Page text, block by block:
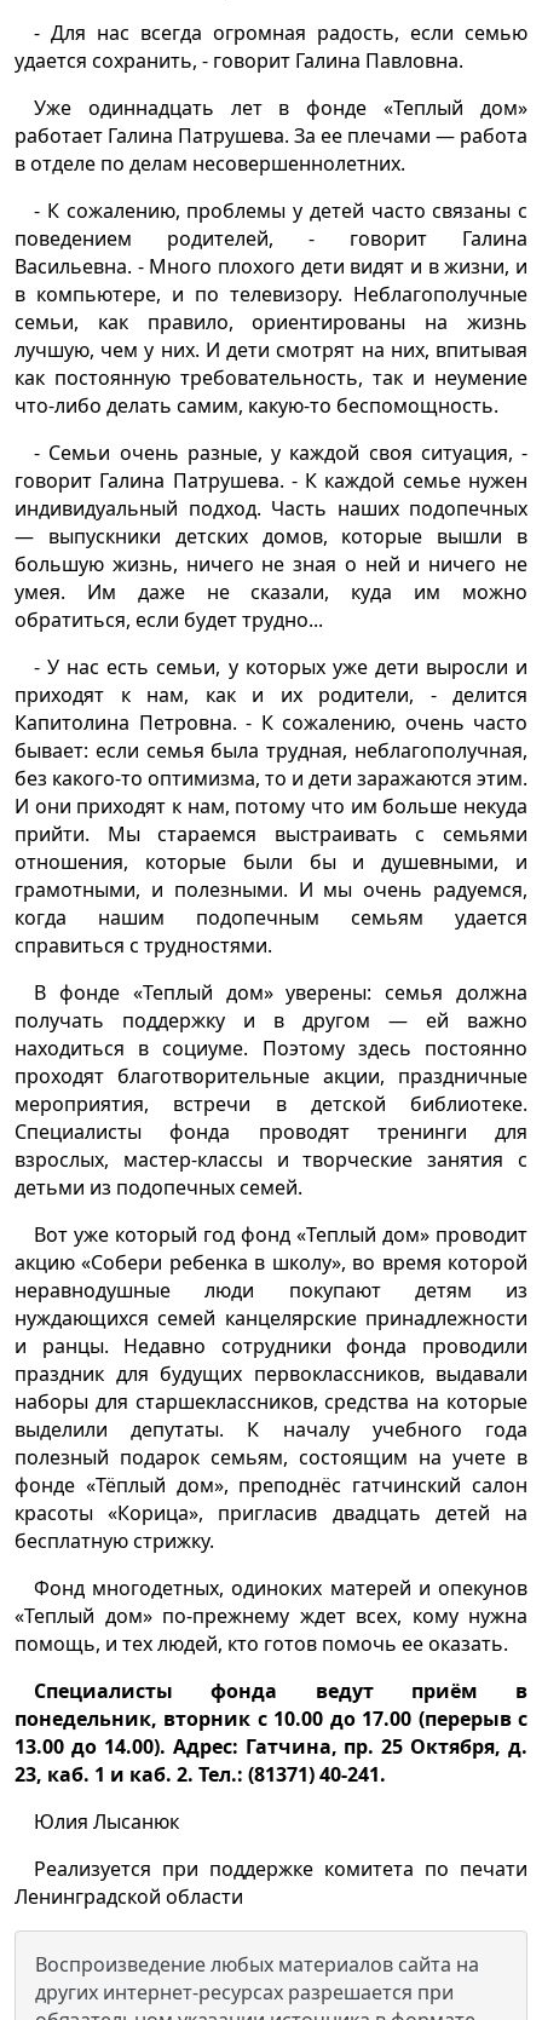
- Для нас всегда огромная радость, если семью
удается сохранить, - говорит Галина Павловна.
Уже одиннадцать лет в фонде «Теплый дом»
работает Галина Патрушева. За ее плечами — работа
в отделе по делам несовершеннолетних.
- К сожалению, проблемы у детей часто связаны с
поведением родителей, - говорит Галина
Васильевна. - Много плохого дети видят и в жизни, и
в компьютере, и по телевизору. Неблагополучные
семьи, как правило, ориентированы на жизнь
лучшую, чем у них. И дети смотрят на них, впитывая
как постоянную требовательность, так и неумение
что-либо делать самим, какую-то беспомощность.
- Семьи очень разные, у каждой своя ситуация, -
говорит Галина Патрушева. - К каждой семье нужен
индивидуальный подход. Часть наших подопечных
— выпускники детских домов, которые вышли в
большую жизнь, ничего не зная о ней и ничего не
умея. Им даже не сказали, куда им можно
обратиться, если будет трудно...
- У нас есть семьи, у которых уже дети выросли и
приходят к нам, как и их родители, - делится
Капитолина Петровна. - К сожалению, очень часто
бывает: если семья была трудная, неблагополучная,
без какого-то оптимизма, то и дети заражаются этим.
И они приходят к нам, потому что им больше некуда
прийти. Мы стараемся выстраивать с семьями
отношения, которые были бы и душевными, и
грамотными, и полезными. И мы очень радуемся,
когда нашим подопечным семьям удается
справиться с трудностями.
В фонде «Теплый дом» уверены: семья должна
получать поддержку и в другом — ей важно
находиться в социуме. Поэтому здесь постоянно
проходят благотворительные акции, праздничные
мероприятия, встречи в детской библиотеке.
Специалисты фонда проводят тренинги для
взрослых, мастер-классы и творческие занятия с
детьми из подопечных семей.
Вот уже который год фонд «Теплый дом» проводит
акцию «Собери ребенка в школу», во время которой
неравнодушные люди покупают детям из
нуждающихся семей канцелярские принадлежности
и ранцы. Недавно сотрудники фонда проводили
праздник для будущих первоклассников, выдавали
наборы для старшеклассников, средства на которые
выделили депутаты. К началу учебного года
полезный подарок семьям, состоящим на учете в
фонде «Тёплый дом», преподнёс гатчинский салон
красоты «Корица», пригласив двадцать детей на
бесплатную стрижку.
Фонд многодетных, одиноких матерей и опекунов
«Теплый дом» по-прежнему ждет всех, кому нужна
помощь, и тех людей, кто готов помочь ее оказать.
Специалисты фонда ведут приём в
понедельник, вторник с 10.00 до 17.00 (перерыв с
13.00 до 14.00). Адрес: Гатчина, пр. 25 Октября, д.
23, каб. 1 и каб. 2. Тел.: (81371) 40-241.
Юлия Лысанюк
Реализуется при поддержке комитета по печати
Ленинградской области
Воспроизведение любых материалов сайта на
других интернет-ресурсах разрешается при